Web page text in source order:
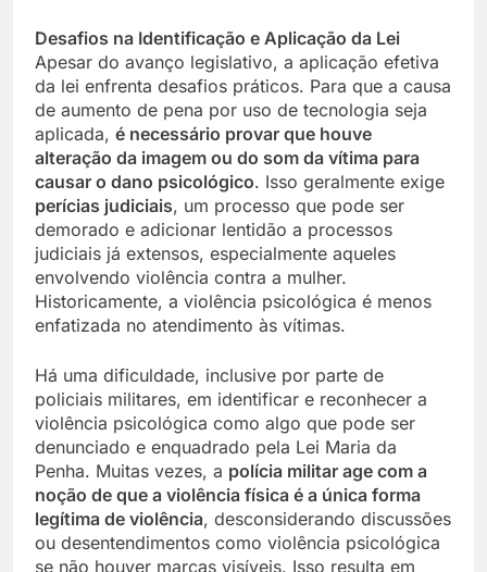
Desafios na Identificação e Aplicação da Lei
Apesar do avanço legislativo, a aplicação efetiva
da lei enfrenta desafios práticos. Para que a causa
de aumento de pena por uso de tecnologia seja
aplicada, é necessário provar que houve
alteração da imagem ou do som da vítima para
causar o dano psicológico. Isso geralmente exige
perícias judiciais, um processo que pode ser
demorado e adicionar lentidão a processos
judiciais já extensos, especialmente aqueles
envolvendo violência contra a mulher.
Historicamente, a violência psicológica é menos
enfatizada no atendimento às vítimas.
Há uma dificuldade, inclusive por parte de
policiais militares, em identificar e reconhecer a
violência psicológica como algo que pode ser
denunciado e enquadrado pela Lei Maria da
Penha. Muitas vezes, a polícia militar age com a
noção de que a violência física é a única forma
legítima de violência, desconsiderando discussões
ou desentendimentos como violência psicológica
se não houver marcas visíveis. Isso resulta em